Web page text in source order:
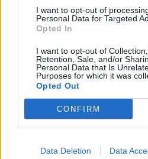
I want to opt-out of
Personal Data for Targeted
Opted In
I want to opt-out of Collection,
Retention, Sale, and/or
Personal Data that Is
Purposes for which it was
Opted Out
CONFIRM
Data Deletion Data
Capacita Jovem de
jovens ao mundo do